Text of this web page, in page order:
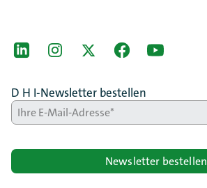
[Der ZDH in den Sozialen Netzwerken]
LinkedIninstagramTwitterFacebookYoutube
D H I-Newsletter bestellen
Newsletter bestellen